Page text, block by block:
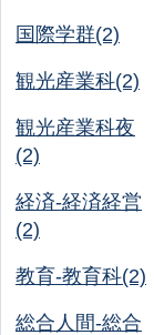
国際学群(2)
観光産業科(2)
観光産業科夜
(2)
経済-経済経営
(2)
教育-教育科(2)
総合人間-総合